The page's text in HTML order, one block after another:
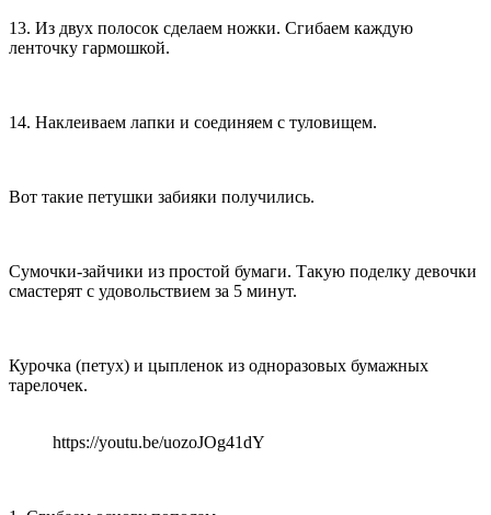
13. Из двух полосок сделаем ножки. Сгибаем каждую
ленточку гармошкой.
14. Наклеиваем лапки и соединяем с туловищем.
Вот такие петушки забияки получились.
Сумочки-зайчики из простой бумаги. Такую поделку девочки
смастерят с удовольствием за 5 минут.
Курочка (петух) и цыпленок из одноразовых бумажных
тарелочек.
https://youtu.be/uozoJOg41dY